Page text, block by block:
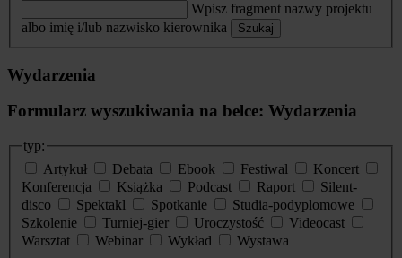
Wpisz fragment nazwy projektu
albo imię i/lub nazwisko kierownika
Szukaj
Wydarzenia
Formularz wyszukiwania na belce: Wydarzenia
typ:
Artykuł
Debata Ebook Festiwal
Koncert
Konferencja
Książka Podcast Raport
Silent-
disco
Spektakl Spotkanie
Studia-podyplomowe
Szkolenie
Turniej-gier Uroczystość
Videocast
Warsztat
Webinar Wykład
Wystawa